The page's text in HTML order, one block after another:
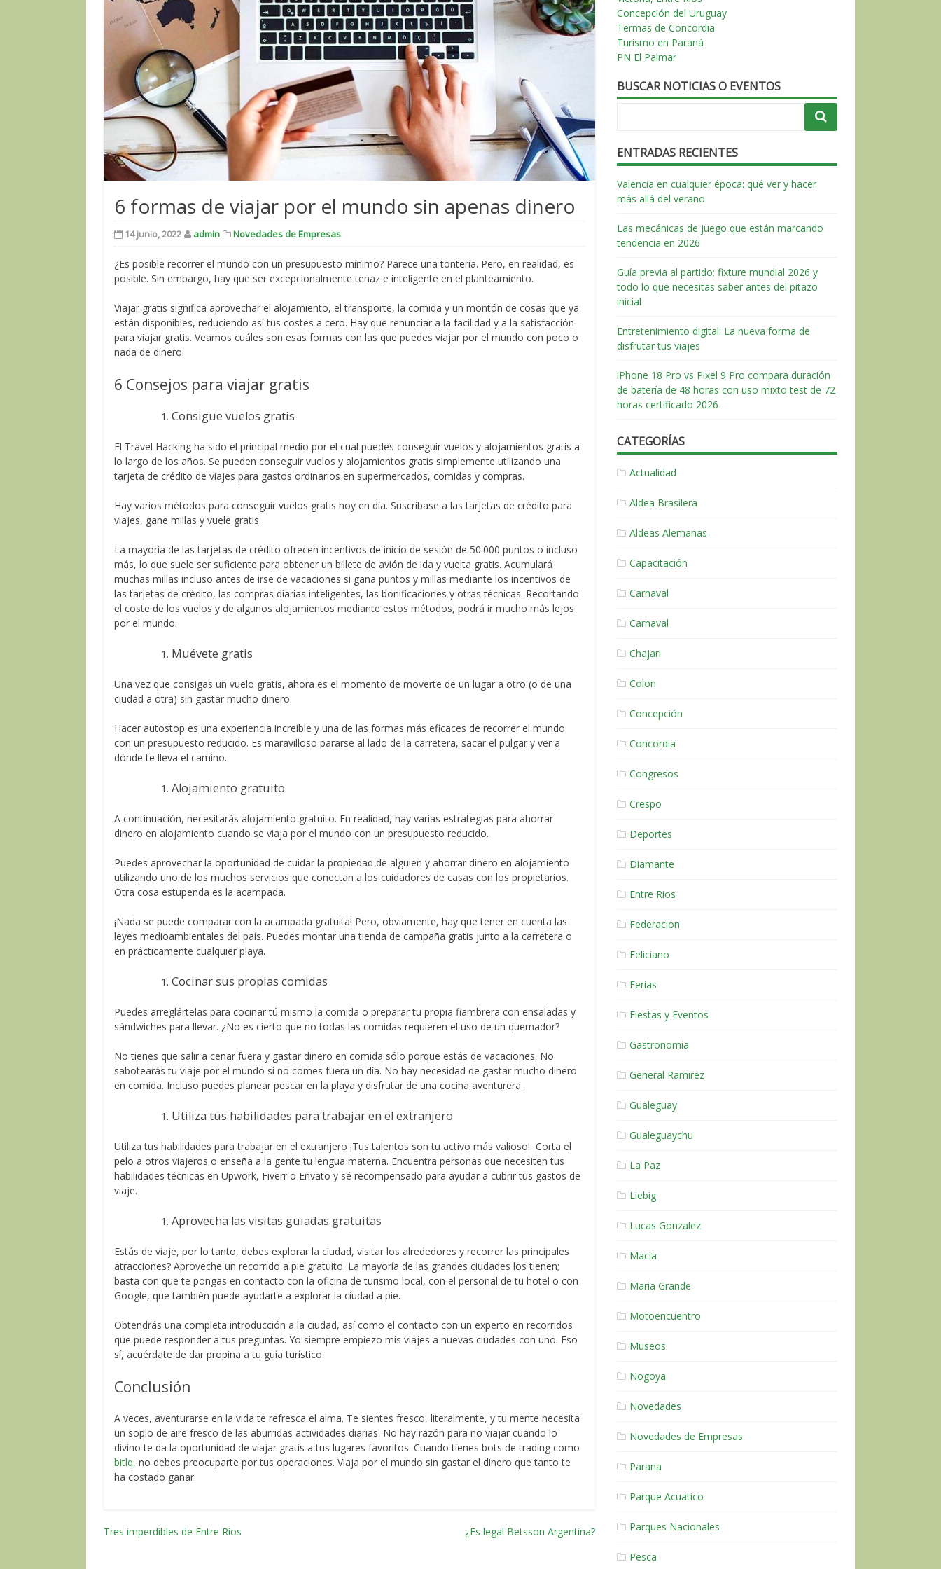
6 formas de viajar por el mundo sin apenas dinero
14 junio, 2022 admin Novedades de Empresas
¿Es posible recorrer el mundo con un presupuesto mínimo? Parece una tontería. Pero, en realidad, es
posible. Sin embargo, hay que ser excepcionalmente tenaz e inteligente en el planteamiento.
Viajar gratis significa aprovechar el alojamiento, el transporte, la comida y un montón de cosas que ya
están disponibles, reduciendo así tus costes a cero. Hay que renunciar a la facilidad y a la satisfacción
para viajar gratis. Veamos cuáles son esas formas con las que puedes viajar por el mundo con poco o
nada de dinero.
6 Consejos para viajar gratis
Consigue vuelos gratis
El Travel Hacking ha sido el principal medio por el cual puedes conseguir vuelos y alojamientos gratis a
lo largo de los años. Se pueden conseguir vuelos y alojamientos gratis simplemente utilizando una
tarjeta de crédito de viajes para gastos ordinarios en supermercados, comidas y compras.
Hay varios métodos para conseguir vuelos gratis hoy en día. Suscríbase a las tarjetas de crédito para
viajes, gane millas y vuele gratis.
La mayoría de las tarjetas de crédito ofrecen incentivos de inicio de sesión de 50.000 puntos o incluso
más, lo que suele ser suficiente para obtener un billete de avión de ida y vuelta gratis. Acumulará
muchas millas incluso antes de irse de vacaciones si gana puntos y millas mediante los incentivos de
las tarjetas de crédito, las compras diarias inteligentes, las bonificaciones y otras técnicas. Recortando
el coste de los vuelos y de algunos alojamientos mediante estos métodos, podrá ir mucho más lejos
por el mundo.
Muévete gratis
Una vez que consigas un vuelo gratis, ahora es el momento de moverte de un lugar a otro (o de una
ciudad a otra) sin gastar mucho dinero.
Hacer autostop es una experiencia increíble y una de las formas más eficaces de recorrer el mundo
con un presupuesto reducido. Es maravilloso pararse al lado de la carretera, sacar el pulgar y ver a
dónde te lleva el camino.
Alojamiento gratuito
A continuación, necesitarás alojamiento gratuito. En realidad, hay varias estrategias para ahorrar
dinero en alojamiento cuando se viaja por el mundo con un presupuesto reducido.
Puedes aprovechar la oportunidad de cuidar la propiedad de alguien y ahorrar dinero en alojamiento
utilizando uno de los muchos servicios que conectan a los cuidadores de casas con los propietarios.
Otra cosa estupenda es la acampada.
¡Nada se puede comparar con la acampada gratuita! Pero, obviamente, hay que tener en cuenta las
leyes medioambientales del país. Puedes montar una tienda de campaña gratis junto a la carretera o
en prácticamente cualquier playa.
Cocinar sus propias comidas
Puedes arreglártelas para cocinar tú mismo la comida o preparar tu propia fiambrera con ensaladas y
sándwiches para llevar. ¿No es cierto que no todas las comidas requieren el uso de un quemador?
No tienes que salir a cenar fuera y gastar dinero en comida sólo porque estás de vacaciones. No
sabotearás tu viaje por el mundo si no comes fuera un día. No hay necesidad de gastar mucho dinero
en comida. Incluso puedes planear pescar en la playa y disfrutar de una cocina aventurera.
Utiliza tus habilidades para trabajar en el extranjero
Utiliza tus habilidades para trabajar en el extranjero ¡Tus talentos son tu activo más valioso! Corta el
pelo a otros viajeros o enseña a la gente tu lengua materna. Encuentra personas que necesiten tus
habilidades técnicas en Upwork, Fiverr o Envato y sé recompensado para ayudar a cubrir tus gastos de
viaje.
Aprovecha las visitas guiadas gratuitas
Estás de viaje, por lo tanto, debes explorar la ciudad, visitar los alrededores y recorrer las principales
atracciones? Aproveche un recorrido a pie gratuito. La mayoría de las grandes ciudades los tienen;
basta con que te pongas en contacto con la oficina de turismo local, con el personal de tu hotel o con
Google, que también puede ayudarte a explorar la ciudad a pie.
Obtendrás una completa introducción a la ciudad, así como el contacto con un experto en recorridos
que puede responder a tus preguntas. Yo siempre empiezo mis viajes a nuevas ciudades con uno. Eso
sí, acuérdate de dar propina a tu guía turístico.
Conclusión
A veces, aventurarse en la vida te refresca el alma. Te sientes fresco, literalmente, y tu mente necesita
un soplo de aire fresco de las aburridas actividades diarias. No hay razón para no viajar cuando lo
divino te da la oportunidad de viajar gratis a tus lugares favoritos. Cuando tienes bots de trading como
bitlq, no debes preocuparte por tus operaciones. Viaja por el mundo sin gastar el dinero que tanto te
ha costado ganar.
Tres imperdibles de Entre Ríos ¿Es legal Betsson Argentina?
Concepción del Uruguay
Termas de Concordia
Turismo en Paraná
PN El Palmar
BUSCAR NOTICIAS O EVENTOS
ENTRADAS RECIENTES
Valencia en cualquier época: qué ver y hacer
más allá del verano
Las mecánicas de juego que están marcando
tendencia en 2026
Guía previa al partido: fixture mundial 2026 y
todo lo que necesitas saber antes del pitazo
inicial
Entretenimiento digital: La nueva forma de
disfrutar tus viajes
iPhone 18 Pro vs Pixel 9 Pro compara duración
de batería de 48 horas con uso mixto test de 72
horas certificado 2026
CATEGORÍAS
Actualidad
Aldea Brasilera
Aldeas Alemanas
Capacitación
Carnaval
Carnaval
Chajari
Colon
Concepción
Concordia
Congresos
Crespo
Deportes
Diamante
Entre Rios
Federacion
Feliciano
Ferias
Fiestas y Eventos
Gastronomia
General Ramirez
Gualeguay
Gualeguaychu
La Paz
Liebig
Lucas Gonzalez
Macia
Maria Grande
Motoencuentro
Museos
Nogoya
Novedades
Novedades de Empresas
Parana
Parque Acuatico
Parques Nacionales
Pesca